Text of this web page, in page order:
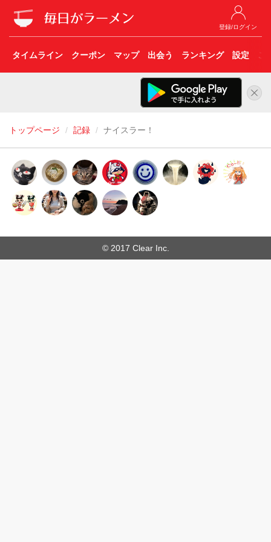
登録/ログイン
タイムライン クーポン マップ 出会う ランキング 設定 こ
トップページ 記録 ナイスラー！
© 2017 Clear Inc.